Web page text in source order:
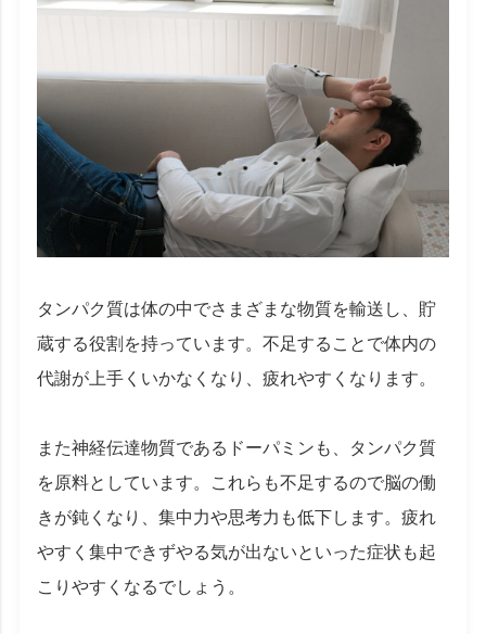
タンパク質は体の中でさまざまな物質を輸送し、貯
蔵する役割を持っています。不足することで体内の
代謝が上手くいかなくなり、疲れやすくなります。
また神経伝達物質であるドーパミンも、タンパク質
を原料としています。これらも不足するので脳の働
きが鈍くなり、集中力や思考力も低下します。疲れ
やすく集中できずやる気が出ないといった症状も起
こりやすくなるでしょう。